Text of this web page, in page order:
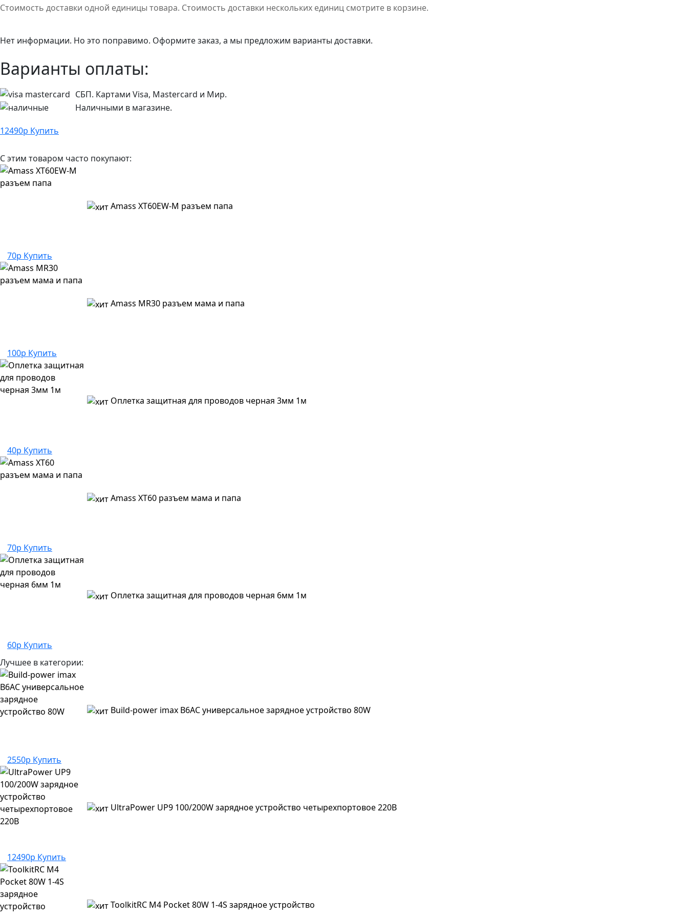
Стоимость доставки одной единицы товара. Стоимость доставки нескольких единиц смотрите в корзине.
Нет информации. Но это поправимо. Оформите заказ, а мы предложим варианты доставки.
Варианты оплаты:
СБП. Картами Visa, Mastercard и Мир.
Наличными в магазине.
12490р Купить
С этим товаром часто покупают:
Amass XT60EW-M разъем папа
70р Купить
Amass MR30 разъем мама и папа
100р Купить
Оплетка защитная для проводов черная 3мм 1м
40р Купить
Amass XT60 разъем мама и папа
70р Купить
Оплетка защитная для проводов черная 6мм 1м
60р Купить
Лучшее в категории:
Build-power imax B6AC универсальное зарядное устройство 80W
2550р Купить
UltraPower UP9 100/200W зарядное устройство четырехпортовое 220В
12490р Купить
ToolkitRC M4 Pocket 80W 1-4S зарядное устройство